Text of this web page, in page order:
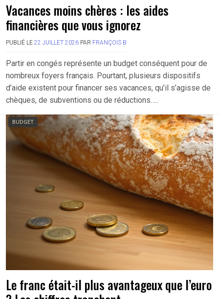
Vacances moins chères : les aides
financières que vous ignorez
PUBLIÉ LE 22 JUILLET 2026 PAR FRANÇOIS B
Partir en congés représente un budget conséquent pour de
nombreux foyers français. Pourtant, plusieurs dispositifs
d’aide existent pour financer ses vacances, qu’il s’agisse de
chèques, de subventions ou de réductions…..
BUDGET
Le franc était-il plus avantageux que l’euro